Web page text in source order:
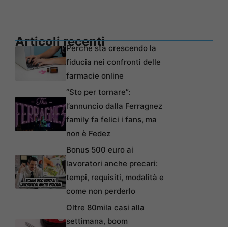
Articoli recentiPerché sta crescendo la
fiducia nei confronti delle
farmacie online
“Sto per tornare”:
l’annuncio dalla Ferragnez
family fa felici i fans, ma
non è Fedez
Bonus 500 euro ai
lavoratori anche precari:
tempi, requisiti, modalità e
come non perderlo
Oltre 80mila casi alla
settimana, boom